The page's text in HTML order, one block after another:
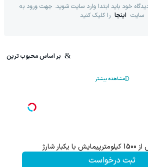
خود باید ابتدا وارد سایت شوید. جهت ورود به
سایت اینجا را کلیک کنید
بر اساس محبوب ترین
مشاهده بیشتر
ثبت درخواست